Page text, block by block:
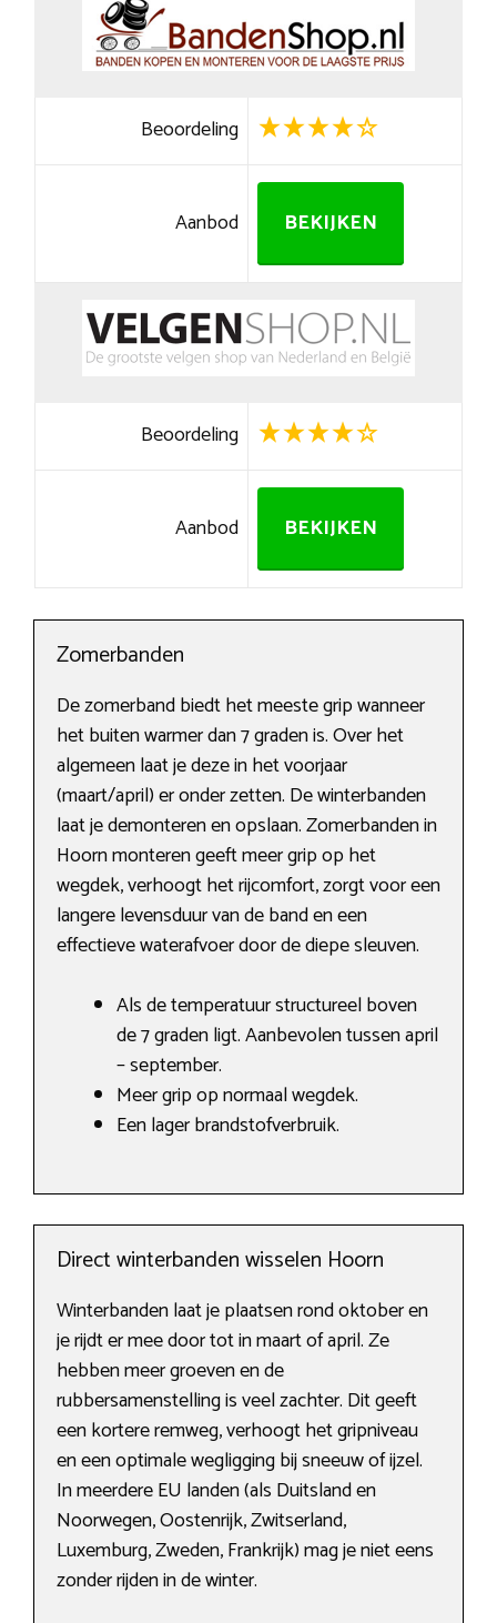
Beoordeling
Aanbod BEKIJKEN
Beoordeling
Aanbod BEKIJKEN
Zomerbanden
De zomerband biedt het meeste grip wanneer
het buiten warmer dan 7 graden is. Over het
algemeen laat je deze in het voorjaar
(maart/april) er onder zetten. De winterbanden
laat je demonteren en opslaan. Zomerbanden in
Hoorn monteren geeft meer grip op het
wegdek, verhoogt het rijcomfort, zorgt voor een
langere levensduur van de band en een
effectieve waterafvoer door de diepe sleuven.
Als de temperatuur structureel boven
de 7 graden ligt. Aanbevolen tussen april
– september.
Meer grip op normaal wegdek.
Een lager brandstofverbruik.
Direct winterbanden wisselen Hoorn
Winterbanden laat je plaatsen rond oktober en
je rijdt er mee door tot in maart of april. Ze
hebben meer groeven en de
rubbersamenstelling is veel zachter. Dit geeft
een kortere remweg, verhoogt het gripniveau
en een optimale wegligging bij sneeuw of ijzel.
In meerdere EU landen (als Duitsland en
Noorwegen, Oostenrijk, Zwitserland,
Luxemburg, Zweden, Frankrijk) mag je niet eens
zonder rijden in de winter.